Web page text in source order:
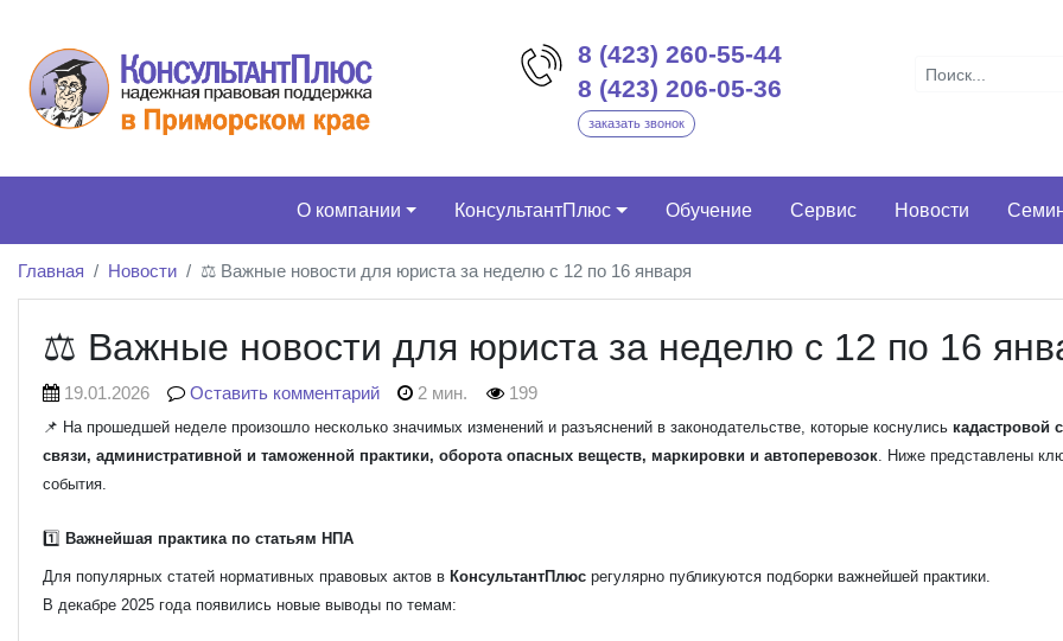
8 (423) 260-55-44
8 (423) 206-05-36
заказать звонок
О компании КонсультантПлюс Обучение Сервис Новости
Главная Новости ⚖️ Важные новости для юриста за неделю с 12 по 16 января
⚖️ Важные новости для юриста за неделю с 12 по 16
19.01.2026 Оставить комментарий 2 мин. 199
📌 На прошедшей неделе произошло несколько значимых изменений и разъяснений в законодательстве, которые коснулись кадастровой
связи, административной и таможенной практики, оборота опасных веществ, маркировки и автоперевозок . Ниже представлены
события.
1️⃣ Важнейшая практика по статьям НПА
Для популярных статей нормативных правовых актов в КонсультантПлюс регулярно публикуются подборки важнейшей практики.
В декабре 2025 года появились новые выводы по темам: